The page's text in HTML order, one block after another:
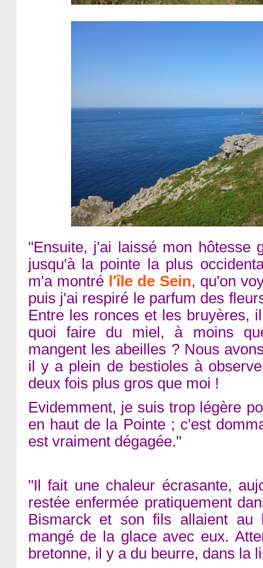
"Ensuite, j'ai laissé mon hôtesse
jusqu'à la pointe la plus
m'a montré l'île de Sein, qu'on
puis j'ai respiré le parfum des
Entre les ronces et les bruyères,
quoi faire du miel, à moins
mangent les abeilles ? Nous
il y a plein de bestioles à
deux fois plus gros que moi !
Evidemment, je suis trop légère
en haut de la Pointe ; c'est
est vraiment dégagée."
"Il fait une chaleur écrasante,
restée enfermée pratiquement
Bismarck et son fils allaient
mangé de la glace avec eux.
bretonne, il y a du beurre, dans la